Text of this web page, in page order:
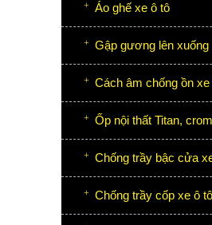
Áo ghế xe ô tô
Gập gương lên xuống
Cách âm chống ồn xe
Ốp nội thất Titan,
Chống trầy bậc cửa
Chống trầy cốp xe ô tô